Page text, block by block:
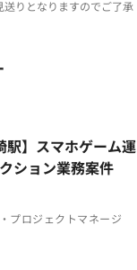
りとなりますのでご了承
駅】スマホゲーム運
ション業務案件
プロジェクトマネージ